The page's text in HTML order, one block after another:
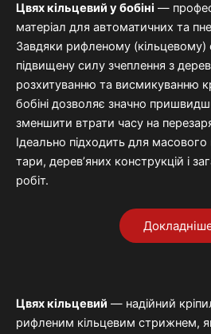
Цвяхкільцевий убобіні —
матеріал для автоматичних та
Завдяки рифленому (кільцевому)
підвищену силу зчеплення з
розхитуванню та висмикуванню
бобіні дозволяє значно
зменшити втрати часу на
Ідеально підходить для масового
тари, дерев’яних конструкцій і
робіт.
Цвяхкільцевий — надійний
рифленим кільцевим стрижнем,